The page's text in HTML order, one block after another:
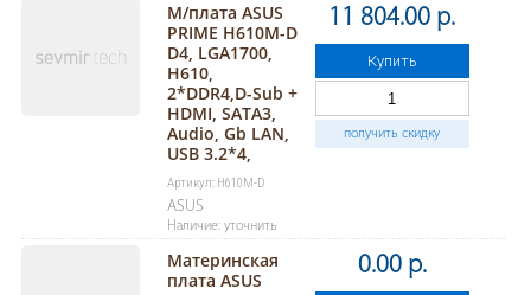
М/плата ASUS
PRIME H610M-D
D4, LGA1700,
H610,
2*DDR4,D-Sub +
HDMI, SATA3,
Audio, Gb LAN,
USB 3.2*4,
Артикул: H610M-D
ASUS
Наличие: уточнить
11 804.00 р.
Купить
получить скидку
Материнская
плата ASUS
0.00 р.